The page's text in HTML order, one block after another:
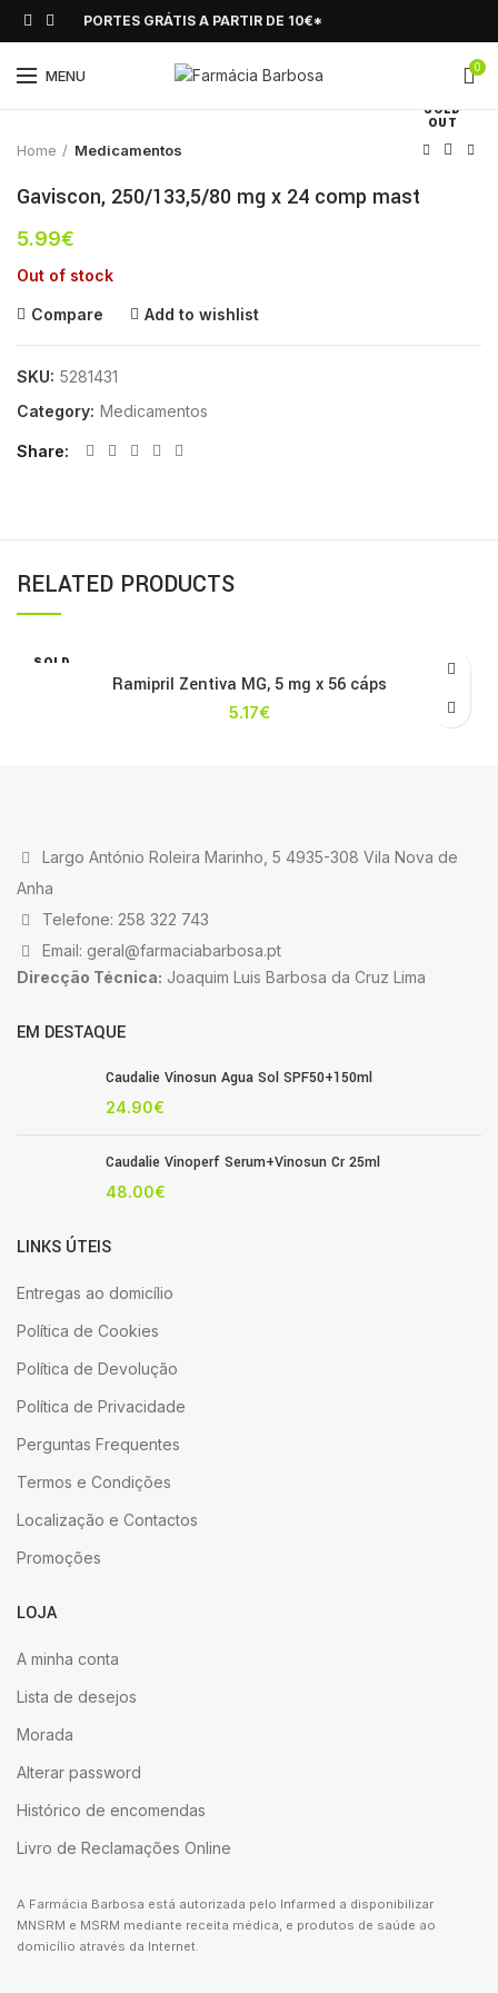
PORTES GRÁTIS A PARTIR DE 10€*
MENU 0
SOLD
OUT
Click to enlarge
Home Medicamentos
Gaviscon, 250/133,5/80 mg x 24 comp mast
5.99€
Out of stock
Compare Add to wishlist
SKU: 5281431
Category: Medicamentos
Share
RELATED PRODUCTS
SOLD
Ramipril Zentiva MG, 5 mg x 56 cáps
5.17€
Largo António Roleira Marinho, 5 4935-308 Vila Nova de
Anha
Telefone: 258 322 743
Email: geral@farmaciabarbosa.pt
Direcção Técnica: Joaquim Luis Barbosa da Cruz Lima
EM DESTAQUE
Caudalie Vinosun Agua Sol SPF50+150ml
24.90€
Caudalie Vinoperf Serum+Vinosun Cr 25ml
48.00€
LINKS ÚTEIS
Entregas ao domicílio
Política de Cookies
Política de Devolução
Política de Privacidade
Perguntas Frequentes
Termos e Condições
Localização e Contactos
Promoções
LOJA
A minha conta
Lista de desejos
Morada
Alterar password
Histórico de encomendas
Livro de Reclamações Online
A Farmácia Barbosa está autorizada pelo Infarmed a disponibilizar
MNSRM e MSRM mediante receita médica, e produtos de saúde ao
domicílio através da Internet.